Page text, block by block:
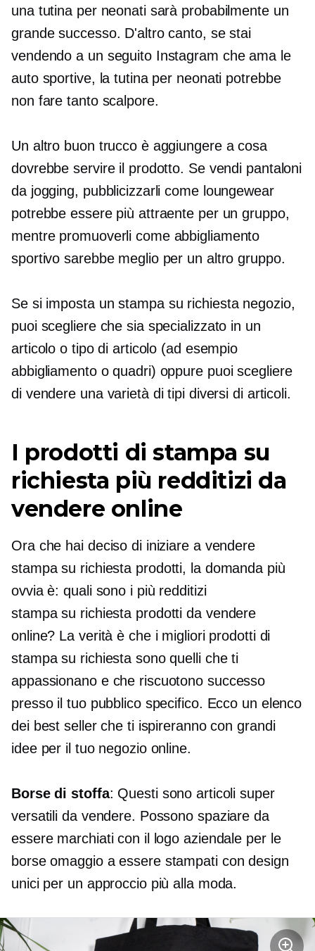
una tutina per neonati sarà probabilmente un
grande successo. D'altro canto, se stai
vendendo a un seguito Instagram che ama le
auto sportive, la tutina per neonati potrebbe
non fare tanto scalpore.
Un altro buon trucco è aggiungere a cosa
dovrebbe servire il prodotto. Se vendi pantaloni
da jogging, pubblicizzarli come loungewear
potrebbe essere più attraente per un gruppo,
mentre promuoverli come abbigliamento
sportivo sarebbe meglio per un altro gruppo.
Se si imposta unstampa su richiestanegozio,
puoi scegliere che sia specializzato in un
articolo o tipo di articolo (ad esempio
abbigliamento o quadri) oppure puoi scegliere
di vendere una varietà di tipi diversi di articoli.
I prodotti di stampa su
richiesta più redditizi da
vendere online
Ora che hai deciso di iniziare a vendere
stampa su richiesta prodotti, la domanda più
ovvia è: quali sono i più redditizi
stampa su richiesta prodotti da vendere
online? La verità è che i migliori prodotti di
stampa su richiesta sono quelli che ti
appassionano e che riscuotono successo
presso il tuo pubblico specifico. Ecco un elenco
dei best seller che ti ispireranno con grandi
idee per il tuo negozio online.
Borse di stoffa: Questi sono articoli super
versatili da vendere. Possono spaziare da
essere marchiati con il logo aziendale per le
borse omaggio a essere stampati con design
unici per un approccio più alla moda.